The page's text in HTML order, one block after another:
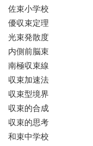
佐束小学校
優収束定理
光束発散度
内側前脳束
南極収束線
収束加速法
収束型境界
収束的合成
収束的思考
和束中学校